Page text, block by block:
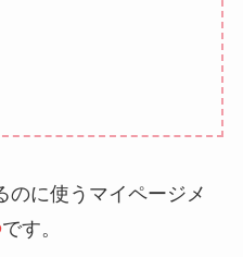
のに使うマイページメ
です。